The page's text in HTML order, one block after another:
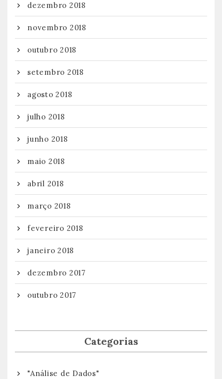
dezembro 2018
novembro 2018
outubro 2018
setembro 2018
agosto 2018
julho 2018
junho 2018
maio 2018
abril 2018
março 2018
fevereiro 2018
janeiro 2018
dezembro 2017
outubro 2017
Categorias
"Análise de Dados"